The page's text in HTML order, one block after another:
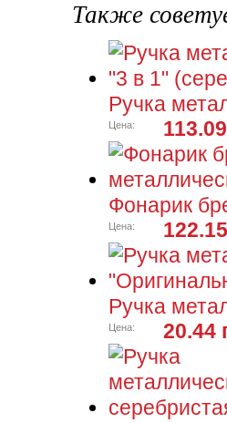
Также
Ручка
Цена:
Фонарик
Цена:
Ручка
Цена: 20.44